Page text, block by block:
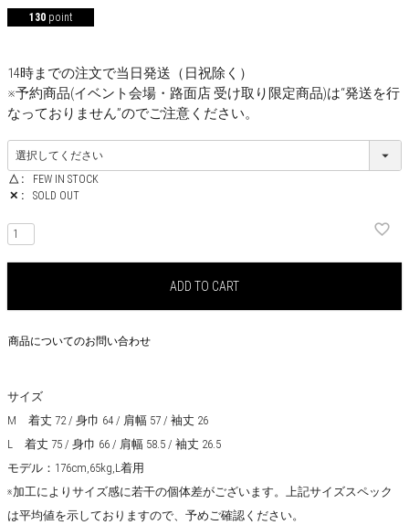
130 point
14時までの注文で当日発送（日祝除く）
※予約商品(イベント会場・路面店 受け取り限定商品)は“発送を行
なっておりません”のでご注意ください。
△
FEW IN STOCK
✕
SOLD OUT
ADD TO CART
商品についてのお問い合わせ
サイズ
M 着丈 72 / 身巾 64 / 肩幅 57 / 袖丈 26
L 着丈 75 / 身巾 66 / 肩幅 58.5 / 袖丈 26.5
モデル：176cm,65kg,L着用
※加工によりサイズ感に若干の個体差がございます。上記サイズスペック
は平均値を示しておりますので、予めご確認ください。